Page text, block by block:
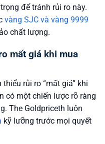
để tránh rủi ro này.
vàng SJC và vàng 9999
chất lượng.
mất giá khi mua
rủi ro “mất giá” khi
có một chiến lược rõ ràng
The Goldpriceth luôn
kỹ lưỡng trước mọi quyết